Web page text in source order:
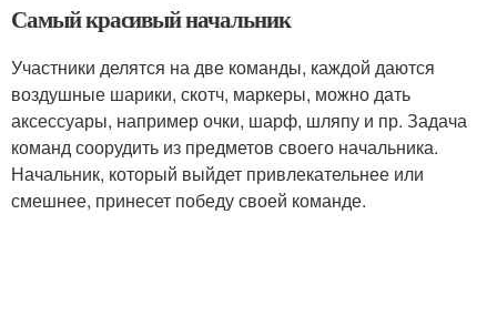
Самый красивый начальник
Участники делятся на две команды, каждой даются
воздушные шарики, скотч, маркеры, можно дать
аксессуары, например очки, шарф, шляпу и пр. Задача
команд соорудить из предметов своего начальника.
Начальник, который выйдет привлекательнее или
смешнее, принесет победу своей команде.